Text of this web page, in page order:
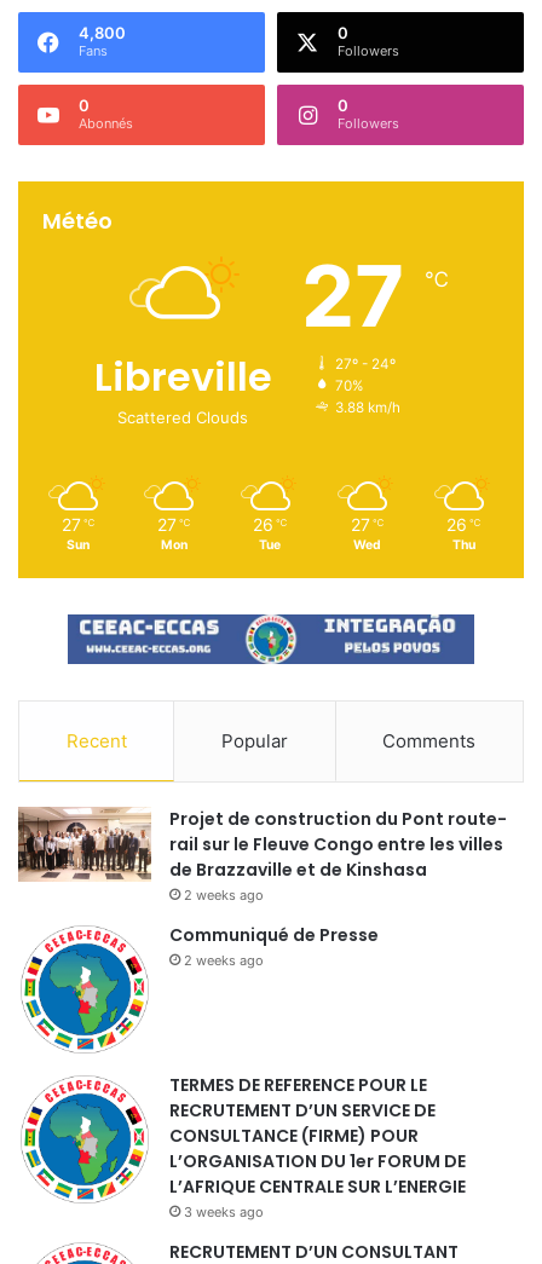
4,800
Fans
0
Followers
0
Abonnés
0
Followers
Météo
Libreville
Scattered Clouds
27 ℃
27º - 24º
70%
3.88 km/h
27 ℃
Sun
27 ℃
Mon
26 ℃
Tue
27 ℃
Wed
26 ℃
Thu
Recent Popular Comments
Projet de construction du Pont route-
rail sur le Fleuve Congo entre les villes
de Brazzaville et de Kinshasa
2 weeks ago
Communiqué de Presse
2 weeks ago
TERMES DE REFERENCE POUR LE
RECRUTEMENT D’UN SERVICE DE
CONSULTANCE (FIRME) POUR
L’ORGANISATION DU 1er FORUM DE
L’AFRIQUE CENTRALE SUR L’ENERGIE
3 weeks ago
RECRUTEMENT D’UN CONSULTANT